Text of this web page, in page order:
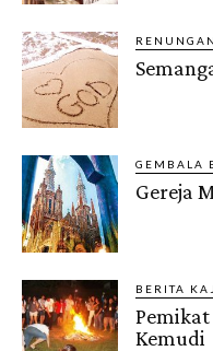
GEMBALA
Gereja
BERITA KAJ
Kemudi